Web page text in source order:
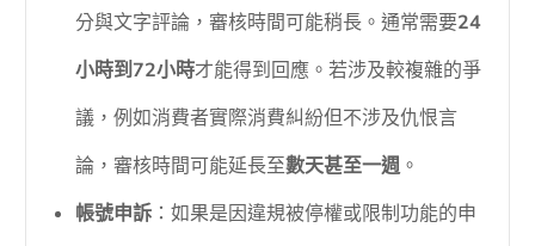
分與文字評論，審核時間可能稍長。通常需要24
小時到72小時才能得到回應。若涉及較複雜的爭
議，例如消費者實際消費糾紛但不涉及仇恨言
論，審核時間可能延長至數天甚至一週。
帳號申訴 ：如果是因違規被停權或限制功能的申